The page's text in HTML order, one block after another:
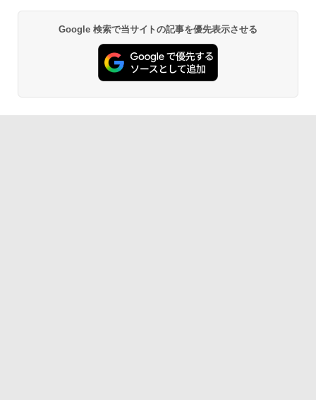
Google 検索で当サイトの記事を優先表示させる